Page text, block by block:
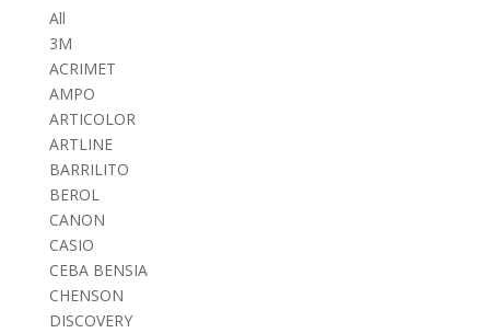
All
3M
ACRIMET
AMPO
ARTICOLOR
ARTLINE
BARRILITO
BEROL
CANON
CASIO
CEBA BENSIA
CHENSON
DISCOVERY